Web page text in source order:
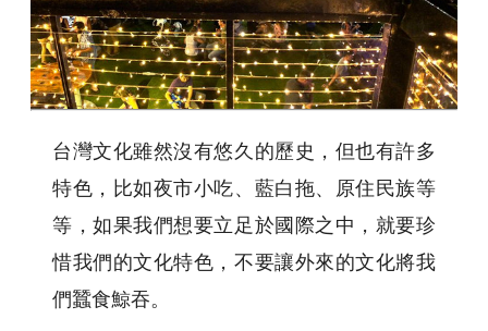
台灣文化雖然沒有悠久的歷史，但也有許多
特色，比如夜市小吃、藍白拖、原住民族等
等，如果我們想要立足於國際之中，就要珍
惜我們的文化特色，不要讓外來的文化將我
們蠶食鯨吞。